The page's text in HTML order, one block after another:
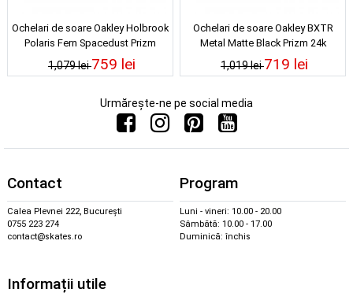
Ochelari de soare Oakley Holbrook
Polaris Fern Spacedust Prizm
Tungsten Polarized
1,079 lei759 lei
Ochelari de soare Oakley BXTR
Metal Matte Black Prizm 24k
1,019 lei719 lei
Urmărește-ne pe social media
Contact
Calea Plevnei 222, București
0755 223 274
contact@skates.ro
Program
Luni - vineri: 10.00 - 20.00
Sâmbătă: 10.00 - 17.00
Duminică: închis
Informații utile